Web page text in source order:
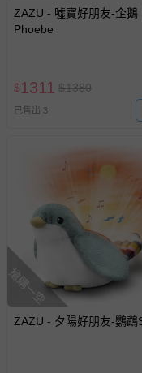
ZAZU - 噓寶好朋友-企鵝
Phoebe
$1311 $1380
已售出 3
搶購一空
ZAZU - 夕陽好朋友-鸚鵡